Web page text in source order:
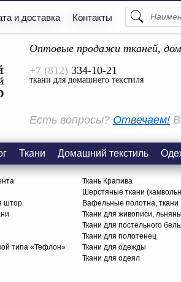
и доставка Контакты
Оптовые продажи тканей,
+7 (812) 334-10-21
ткани для домашнего текстиля
Есть вопросы? Отвечаем!
Ткани Домашний текстиль
штор
типа «Тефлон»
Ткань Крапива
Шерстяные ткани
Вафельные полотна, ткани
Ткани для живописи,
Ткани для постельного
Ткани для полотенец
Ткани для одежды
Ткани для одеял